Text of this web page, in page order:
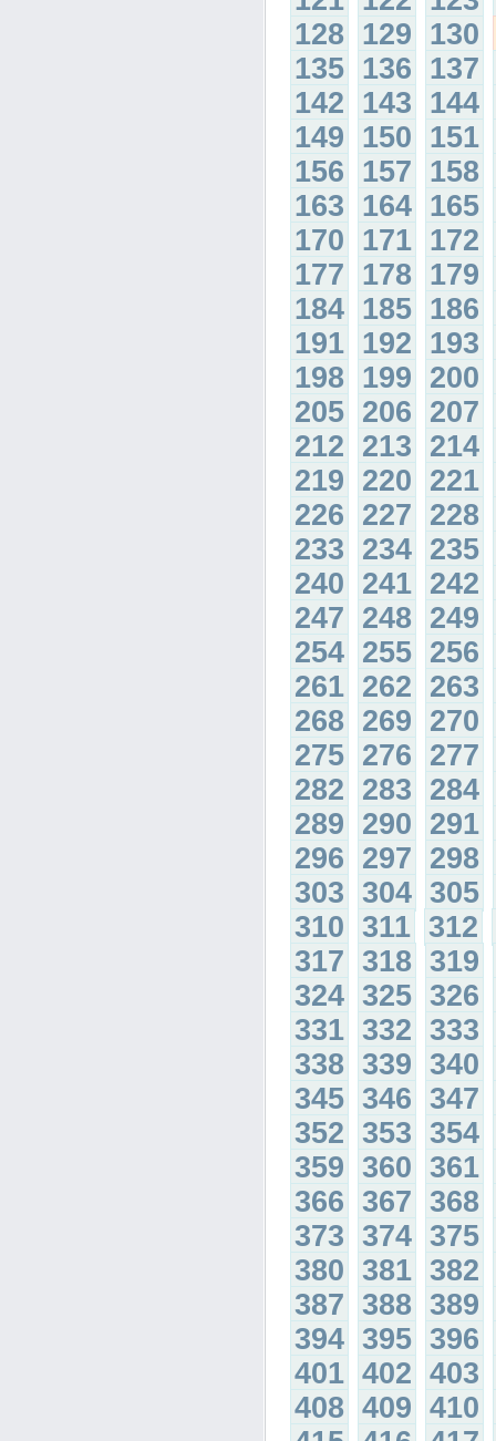
128 129 130
135 136 137
142 143 144
149 150 151
156 157 158
163 164 165
170 171 172
177 178 179
184 185 186
191 192 193
198 199 200
205 206 207
212 213 214
219 220 221
226 227 228
233 234 235
240 241 242
247 248 249
254 255 256
261 262 263
268 269 270
275 276 277
282 283 284
289 290 291
296 297 298
303 304 305
310 311 312
317 318 319
324 325 326
331 332 333
338 339 340
345 346 347
352 353 354
359 360 361
366 367 368
373 374 375
380 381 382
387 388 389
394 395 396
401 402 403
408 409 410